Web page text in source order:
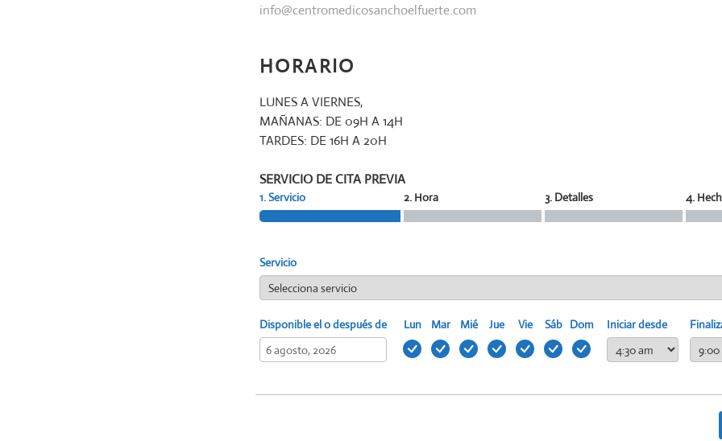
info@centromedicosanchoelfuerte.com
HORARIO
LUNES A VIERNES,
MAÑANAS: DE 09H A 14H
TARDES: DE 16H A 20H
SERVICIO DE CITA PREVIA
1. Servicio 2. Hora 3. Detalles 4.
Servicio
Disponible el o después de Lun Mar Mié Jue Vie Sáb Dom Iniciar desde